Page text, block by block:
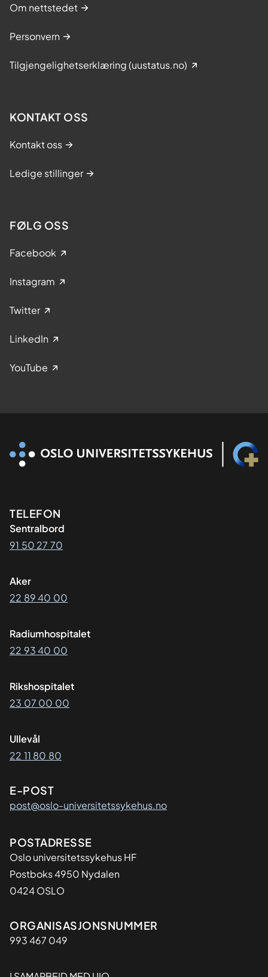
Om nettstedet
Personvern
Tilgjengelighetserklæring (uustatus.no)
KONTAKT OSS
Kontakt oss
Ledige stillinger
FØLG OSS
Facebook
Instagram
Twitter
LinkedIn
YouTube
Kontaktinformasjon
TELEFON
Sentralbord
91 50 27 70
Aker
22 89 40 00
Radiumhospitalet
22 93 40 00
Rikshospitalet
23 07 00 00
Ullevål
22 11 80 80
E-POST
post@oslo-universitetssykehus.no
Adresse
POSTADRESSE
Oslo universitetssykehus HF
Postboks 4950 Nydalen
0424 OSLO
Organisasjon
ORGANISASJONSNUMMER
993 467 049